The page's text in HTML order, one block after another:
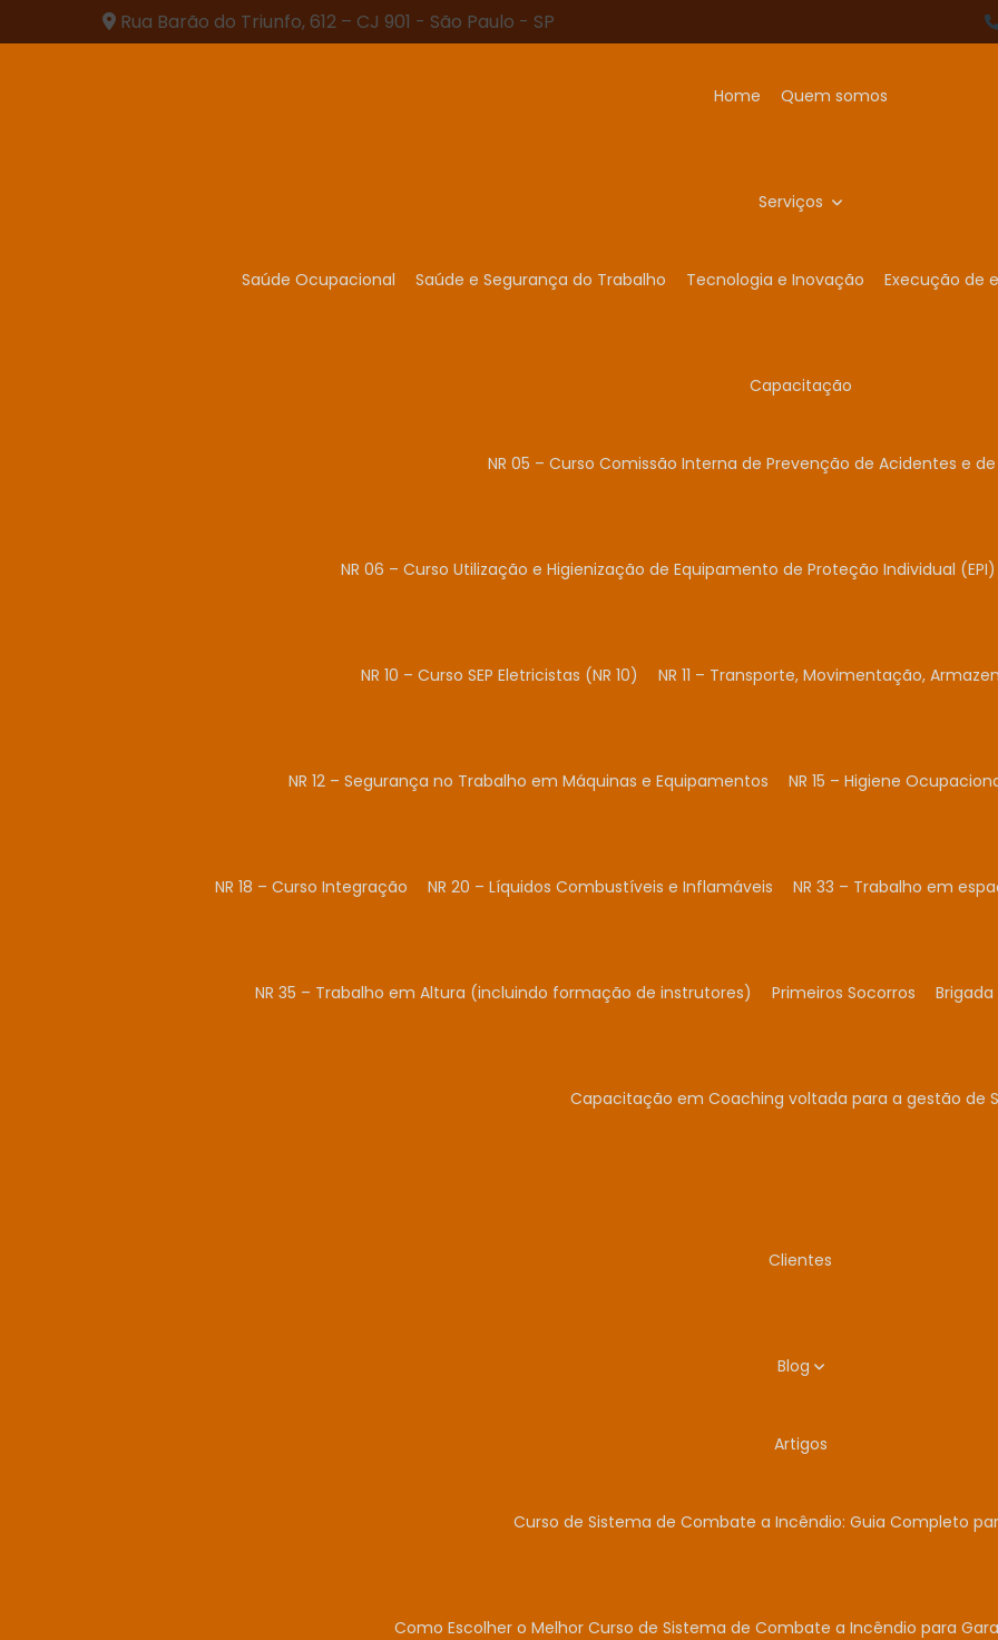
Rua Barão do Triunfo, 612 – CJ 901 - São Paulo - SP
Home Quem somos
Serviços
Saúde Ocupacional Saúde e Segurança do Trabalho Tecnologia e Inovação Execução de
Capacitação
NR 05 – Curso Comissão Interna de Prevenção de Acidentes e
NR 06 – Curso Utilização e Higienização de Equipamento de Proteção Individual (EPI)
NR 10 – Curso SEP Eletricistas (NR 10) NR 11 – Transporte, Movimentação,
NR 12 – Segurança no Trabalho em Máquinas e Equipamentos NR 15 – Higiene
NR 18 – Curso Integração NR 20 – Líquidos Combustíveis e Inflamáveis NR 33 – Trabalho em
NR 35 – Trabalho em Altura (incluindo formação de instrutores) Primeiros Socorros
Capacitação em Coaching voltada para a gestão de
Clientes
Blog
Artigos
Curso de Sistema de Combate a Incêndio: Guia Completo
Como Escolher o Melhor Curso de Sistema de Combate a Incêndio para